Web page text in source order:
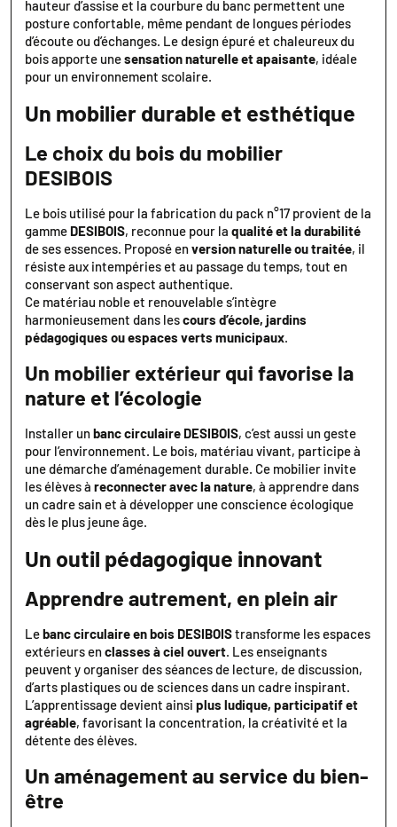
hauteur d’assise et la courbure du banc permettent une
posture confortable, même pendant de longues périodes
d’écoute ou d’échanges. Le design épuré et chaleureux du
bois apporte unesensation naturelle et apaisante, idéale
pour un environnement scolaire.
Un mobilier durable et esthétique
Le choix du bois du mobilier
DESIBOIS
Le bois utilisé pour la fabrication du pack n°17 provient de la
gamme DESIBOIS, reconnue pour la qualité et la durabilité
de ses essences. Proposé enversion naturelle ou traitée, il
résiste aux intempéries et au passage du temps, tout en
conservant son aspect authentique.
Ce matériau noble et renouvelable s’intègre
harmonieusement dans lescours d’école, jardins
pédagogiques ou espaces verts municipaux.
Un mobilier extérieur qui favorise la
nature et l’écologie
Installer unbanc circulaire DESIBOIS, c’est aussi un geste
pour l’environnement. Le bois, matériau vivant, participe à
une démarche d’aménagement durable. Ce mobilier invite
les élèves à reconnecter avec la nature, à apprendre dans
un cadre sain et à développer une conscience écologique
dès le plus jeune âge.
Un outil pédagogique innovant
Apprendre autrement, en plein air
Lebanc circulaire en bois DESIBOIStransforme les espaces
extérieurs enclasses à ciel ouvert. Les enseignants
peuvent y organiser des séances de lecture, de discussion,
d’arts plastiques ou de sciences dans un cadre inspirant.
L’apprentissage devient ainsi plus ludique, participatif et
agréable, favorisant la concentration, la créativité et la
détente des élèves.
Un aménagement au service du bien-
être